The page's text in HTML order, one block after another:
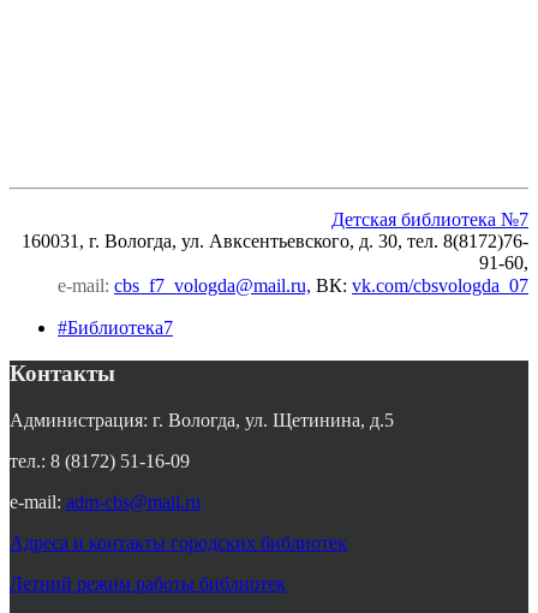
Детская библиотека №7
160031, г. Вологда, ул. Авксентьевского, д. 30, тел. 8(8172)76-
91-60,
e-mail: cbs_f7_vologda@mail.ru, ВК: vk.com/cbsvologda_07
#Библиотека7
Контакты
Администрация: г. Вологда, ул. Щетинина, д.5
тел.: 8 (8172) 51-16-09
e-mail: adm-cbs@mail.ru
Адреса и контакты городских библиотек
Летний режим работы библиотек